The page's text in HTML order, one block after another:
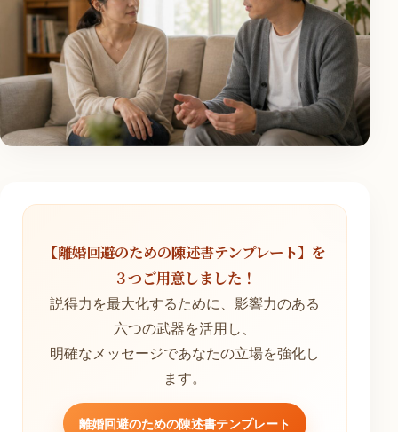
【離婚回避のための陳述書テンプレート】を
３つご用意しました！
説得力を最大化するために、影響力のある
六つの武器を活用し、
明確なメッセージであなたの立場を強化し
ます。
離婚回避のための陳述書テンプレート